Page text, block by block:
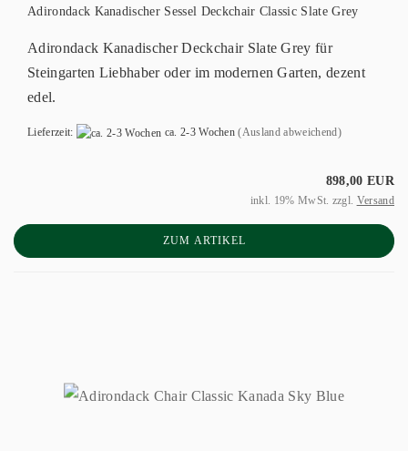
Adirondack Kanadischer Sessel Deckchair Classic Slate Grey
Adirondack Kanadischer Deckchair Slate Grey für
Steingarten Liebhaber oder im modernen Garten, dezent
edel.
Lieferzeit: ca. 2-3 Wochen (Ausland abweichend)
898,00 EUR
inkl. 19% MwSt. zzgl. Versand
ZUM ARTIKEL